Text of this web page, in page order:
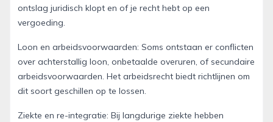
ontslag juridisch klopt en of je recht hebt op een
vergoeding.
Loon en arbeidsvoorwaarden: Soms ontstaan er conflicten
over achterstallig loon, onbetaalde overuren, of secundaire
arbeidsvoorwaarden. Het arbeidsrecht biedt richtlijnen om
dit soort geschillen op te lossen.
Ziekte en re-integratie: Bij langdurige ziekte hebben